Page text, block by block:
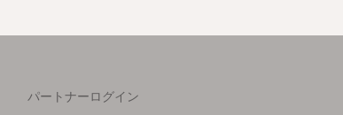
パートナーログイン